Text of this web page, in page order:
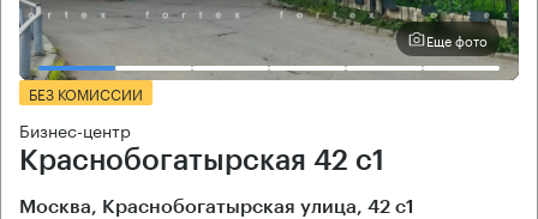
Еще фото
БЕЗ КОМИССИИ
Бизнес-центр
Краснобогатырская 42 с1
Москва, Краснобогатырская улица, 42 с1